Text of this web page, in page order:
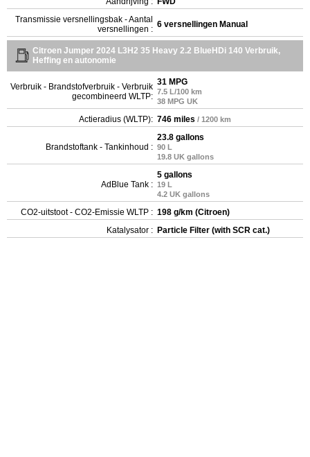
Transmissie versnellingsbak - Aantal
versnellingen : 6 versnellingen Manual
Citroen Jumper 2024 L3H2 35 Heavy 2.2 BlueHDi 140 Verbruik,
Heffing en autonomie
Verbruik - Brandstofverbruik - Verbruik
gecombineerd WLTP:
31 MPG
7.5 L/100 km
38 MPG UK
Actieradius (WLTP): 746 miles / 1200 km
Brandstoftank - Tankinhoud :
23.8 gallons
90 L
19.8 UK gallons
AdBlue Tank :
5 gallons
19 L
4.2 UK gallons
CO2-uitstoot - CO2-Emissie WLTP : 198 g/km (Citroen)
Katalysator : Particle Filter (with SCR cat.)